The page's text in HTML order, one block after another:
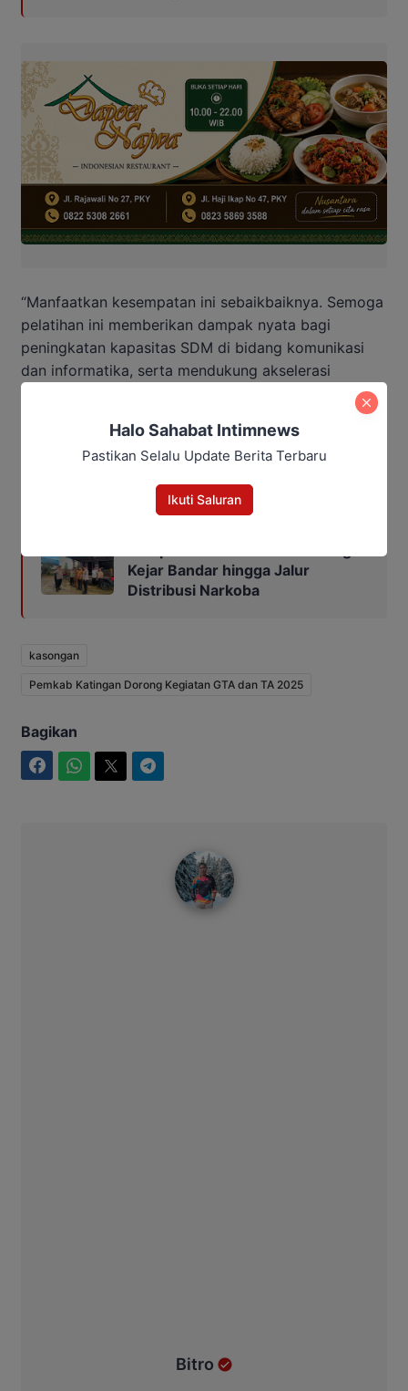
“Manfaatkan kesempatan ini sebaikbaiknya. Semoga
pelatihan ini memberikan dampak nyata bagi
peningkatan kapasitas SDM di bidang komunikasi
dan informatika, serta mendukung akselerasi
Editor: Andrian
Kejar Bandar hingga Jalur
Distribusi Narkoba
kasongan
Pemkab Katingan Dorong Kegiatan GTA dan TA 2025
Bagikan
Bitro
Halo Sahabat Intimnews
Pastikan Selalu Update Berita Terbaru
Ikuti Saluran